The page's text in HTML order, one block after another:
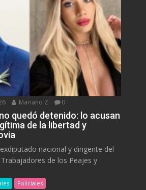
Mariano Z 0
quedó detenido: lo acusan
de la libertad y
nacional y dirigente del
de los Peajes y
Policiales